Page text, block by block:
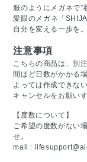
服のようにメガネで”
愛眼のメガネ「
自分を変える一歩を。
注意事項
こちらの商品は、別
間ほど日数がかかる
よっては作成できな
キャンセルをお願い
【度数について】
ご希望の度数がない
せ。
mail :